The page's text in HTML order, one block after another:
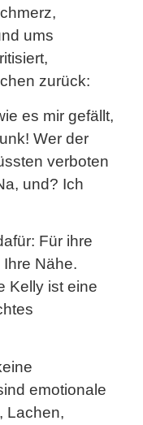
ums
zurück:
es mir gefällt,
Wer der
verboten
und? Ich
Für ihre
Nähe.
Kelly ist eine
emotionale
Lachen,